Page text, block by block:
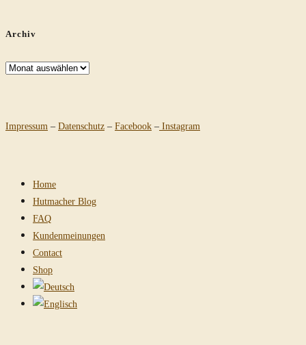
Archiv
Archiv
Impressum – Datenschutz – Facebook – Instagram
Home
Hutmacher Blog
FAQ
Kundenmeinungen
Contact
Shop